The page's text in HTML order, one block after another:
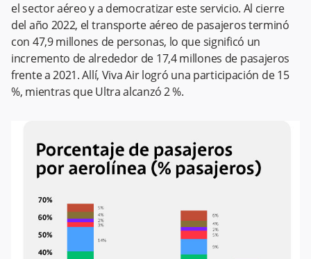
el sector aéreo y a democratizar este servicio. Al cierre
del año 2022, el transporte aéreo de pasajeros terminó
con 47,9 millones de personas, lo que significó un
incremento de alrededor de 17,4 millones de pasajeros
frente a 2021. Allí, Viva Air logró una participación de 15
%, mientras que Ultra alcanzó 2 %.